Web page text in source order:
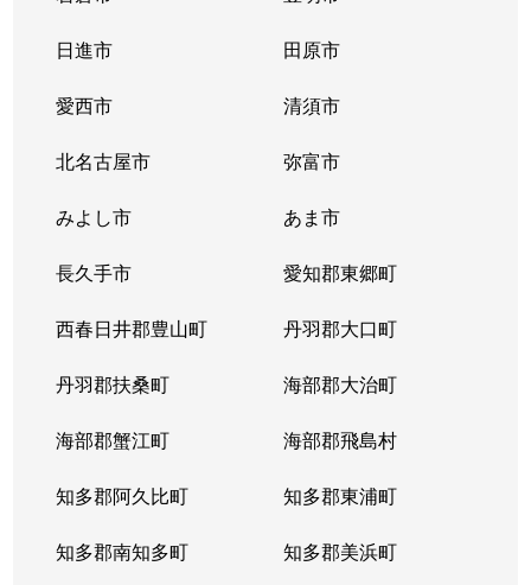
日進市 田原市
愛西市 清須市
北名古屋市 弥富市
みよし市 あま市
長久手市 愛知郡東郷町
西春日井郡豊山町 丹羽郡大口町
丹羽郡扶桑町 海部郡大治町
海部郡蟹江町 海部郡飛島村
知多郡阿久比町 知多郡東浦町
知多郡南知多町 知多郡美浜町